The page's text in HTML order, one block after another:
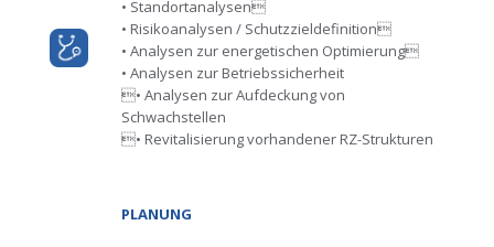
• Standortanalysen
• Risikoanalysen / Schutzzieldefinition
• Analysen zur energetischen Optimierung
• Analysen zur Betriebssicherheit
• Analysen zur Aufdeckung von
Schwachstellen
• Revitalisierung vorhandener RZ-Strukturen
PLANUNG